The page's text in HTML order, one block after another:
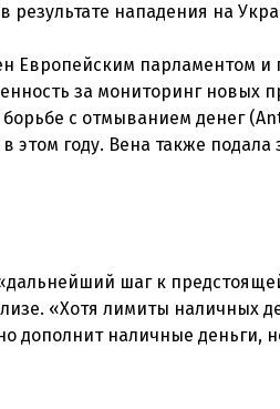
результате нападения на
Европейским парламентом и
за мониторинг новых
с отмыванием денег
шаг к
«Хотя лимиты наличных
дополнит наличные деньги,